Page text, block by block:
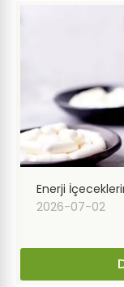
Enerji
2026-07-02